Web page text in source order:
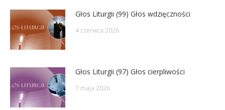
Głos Liturgii (99) Głos wdzięczności
4 czerwca 2026
Głos Liturgii (97) Głos cierpliwości
7 maja 2026